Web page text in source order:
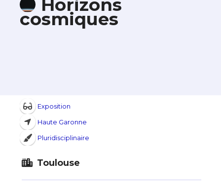
Horizons
cosmiques
Exposition
Haute Garonne
Pluridisciplinaire
Toulouse